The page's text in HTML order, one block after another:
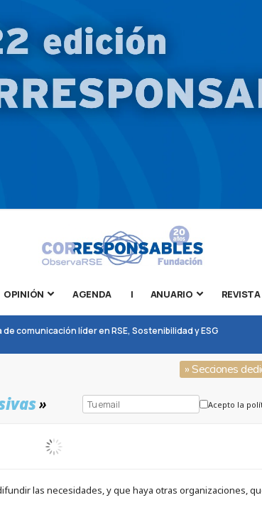
OPINIÓN AGENDA | ANUARIO REVISTA
comunicación líder en RSE, Sostenibilidad y ESG
» Secciones
» Acepto la
las necesidades, y que haya otras organizaciones,